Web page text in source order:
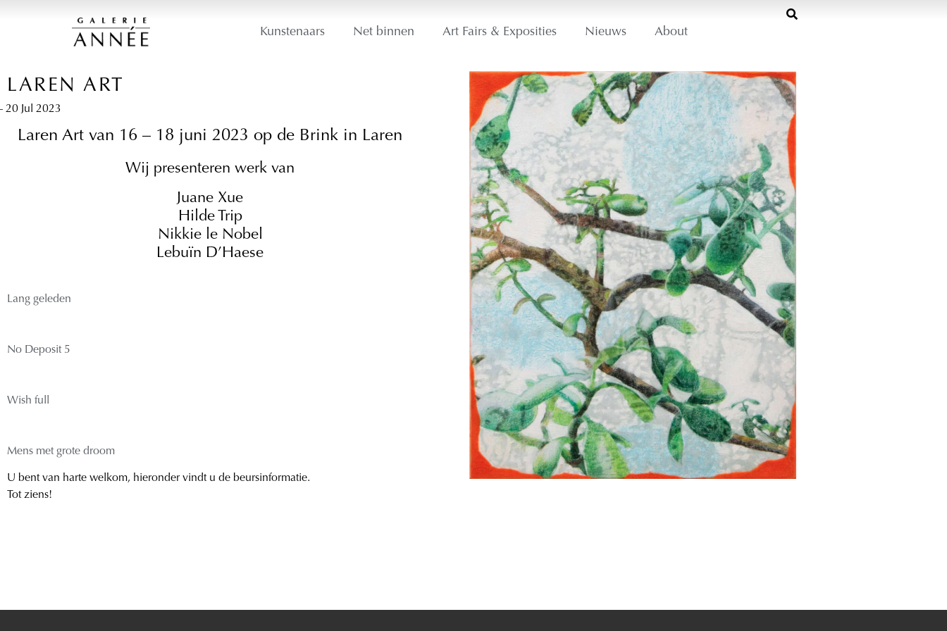
Kunstenaars Net binnen Art Fairs & Exposities Nieuws About
LAREN ART
20 Jul 2023
Laren Art van 16 – 18 juni 2023 op de Brink in Laren
Wij presenteren werk van
Juane Xue
Hilde Trip
Nikkie le Nobel
Lebuïn D’Haese
Lang geleden
No Deposit 5
Wish full
Mens met grote droom
U bent van harte welkom, hieronder vindt u de beursinformatie.
Tot ziens!